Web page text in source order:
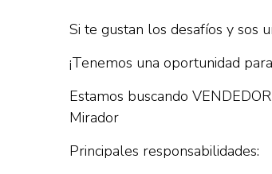
Si te gustan los desafíos y sos
¡Tenemos una oportunidad
Estamos buscando
Mirador
Principales responsabilidades: